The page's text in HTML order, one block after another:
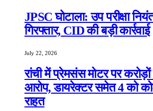
JPSC घोटाला: उप परीक्षा
गिरफ्तार, CID की बड़ी कार्रवाई
July 22, 2026
रांची में प्रेमसंस मोटर पर
आरोप, डायरेक्टर समेत 4 को
राहत